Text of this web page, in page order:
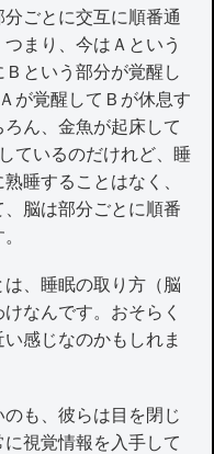
ごとに交互に順番通
まり、今はＡという
という部分が覚醒し
が覚醒してＢが休息す
ん、金魚が起床して
ているのだけれど、睡
睡することはなく、
脳は部分ごとに順番
、睡眠の取り方（脳
なんです。おそらく
感じなのかもしれま
も、彼らは目を閉じ
視覚情報を入手して